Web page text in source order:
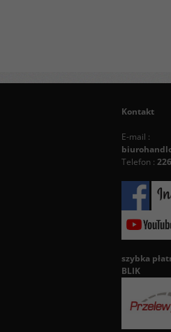
Kontakt
E-mail :
Telefon :
szybka
BLIK